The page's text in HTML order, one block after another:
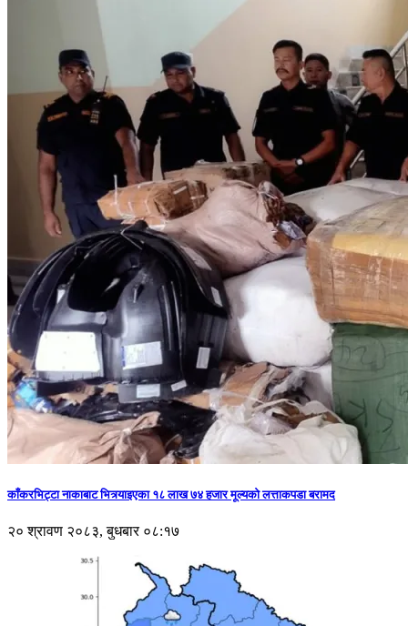
काँकरभिट्टा नाकाबाट भित्र्याइएका १८ लाख ७४ हजार मूल्यकाे लत्ताकपडा बरामद
२० श्रावण २०८३, बुधबार ०८:१७